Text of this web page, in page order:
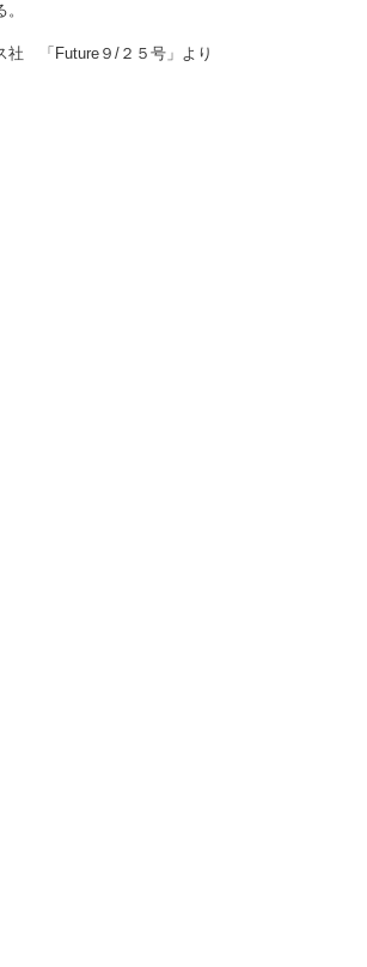
「Future９/２５号」より